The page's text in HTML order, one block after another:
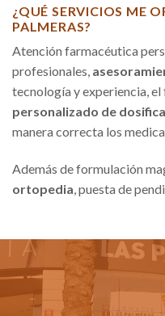
¿QUÉ SERVICIOS ME
PALMERAS?
Atención farmacéutica
profesionales,
tecnología y experiencia, el
personalizado de
manera correcta los
Además de formulación
ortopedia , puesta de